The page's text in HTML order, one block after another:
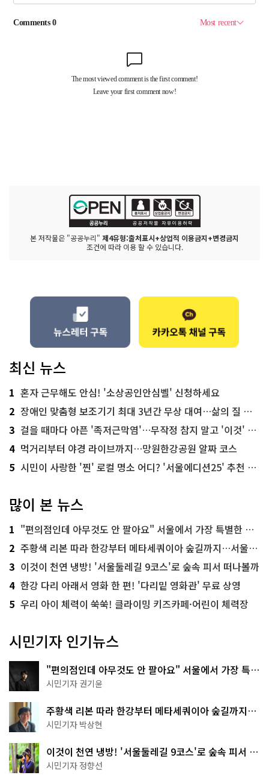
본 저작물은 "공공누리" 제4유형:출처표시+상업적 이용금지+변경금지
조건에 따라 이용 할 수 있습니다.
최신 뉴스
1 혼자 근무해도 안심! '소상공인안심벨' 신청하세요
2 장애인 맞춤형 보조기기 최대 3년간 무상 대여…삶의 질 높인다
3 걸을 때마다 아픈 '족저근막염'…무작정 참지 말고 '이것' 해보세요!
4 먹거리부터 야경 라이브까지…망원한강공원 알짜 코스
5 시민이 사랑한 '찐' 로컬 명소 어디? '서울에디션25' 추천 코스
많이 본 뉴스
1 "편의점인데 아무것도 안 팔아요" 서울에서 가장 특별한 편의점의 정체
2 주황색 리본 따라 한강부터 메타세쿼이아 숲길까지…서울둘레길 15코스
3 이것이 천연 냉방! '서울둘레길 9코스'로 숲속 피서 떠나볼까
4 한강 다리 아래서 영화 한 편! '다리밑 영화관' 무료 상영
5 우리 아이 체력이 쑥쑥! 클라이밍 키즈카페·어린이 체력장
시민기자 인기뉴스
"편의점인데 아무것도 안 팔아요" 서울에서 가장 특별
한 편의점의 정체
시민기자 권기윤
주황색 리본 따라 한강부터 메타세쿼이아 숲길까지…
서울둘레길 15코스
시민기자 박상현
이것이 천연 냉방! '서울둘레길 9코스'로 숲속 피서 떠
나볼까
시민기자 정향선